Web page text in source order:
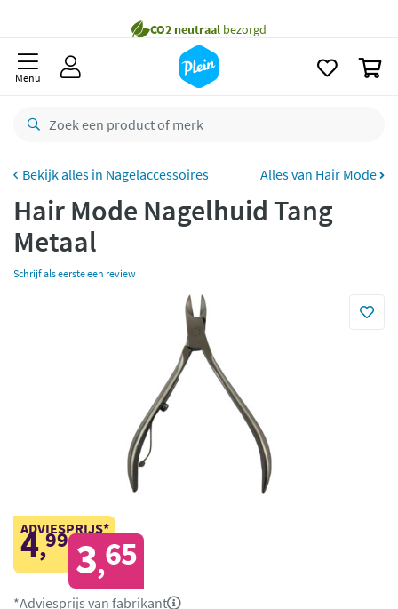
besteld,
Gratisretourneren
Betaal met Klarna
Menu
Nagelaccessoires Alles van Hair Mode
Hair Mode Nagelhuid Tang
Metaal
Schrijf als eerste een review
ADVIESPRIJS*
4,99 3,65
*Adviesprijs van fabrikant